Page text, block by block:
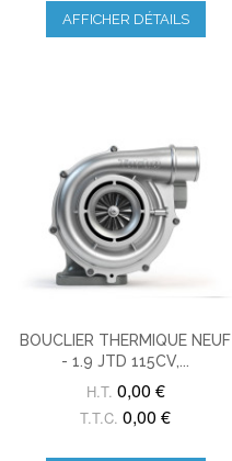
AFFICHER DÉTAILS
BOUCLIER THERMIQUE NEUF
- 1.9 JTD 115CV,...
H.T. 0,00 €
T.T.C. 0,00 €